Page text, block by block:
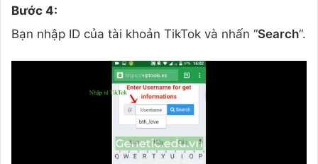
Bước 4:
Bạn nhập ID của tài khoản TikTok và nhấn “Search“.